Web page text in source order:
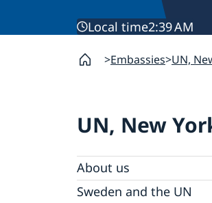
Local time2:39 AM
Embassies UN,
UN, New
About us
Our staff
Sweden and the UN